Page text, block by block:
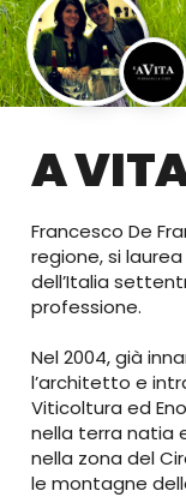
A
Francesco De
regione, si
dell’Italia
professione.
Nel 2004, già
l’architetto e
Viticoltura ed
nella terra natia
nella zona del
le montagne